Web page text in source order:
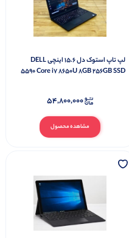
لپ تاپ استوک دل 15.6 اینچی DELL
5590 Core i7 8650U 8GB 256GB SSD
مشاهده محصول
۵۴,۸۰۰,۰۰۰